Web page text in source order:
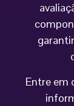
Entre em